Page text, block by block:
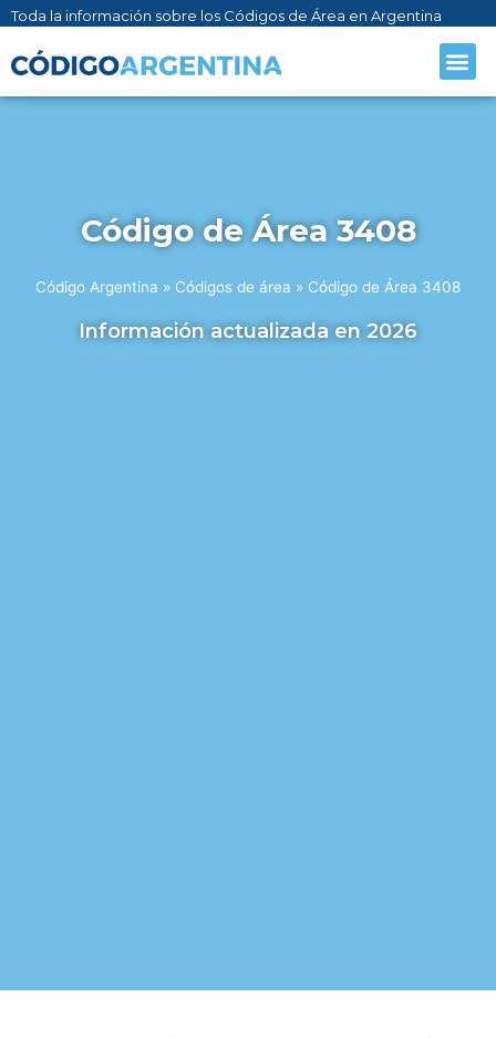
Toda la información sobre los Códigos de Área en Argentina
Código de Área 3408
Código Argentina » Códigos de área » Código de Área 3408
Información actualizada en 2026